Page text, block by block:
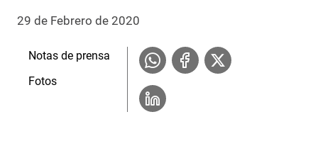
29 de Febrero de 2020
Notas de prensa
Fotos